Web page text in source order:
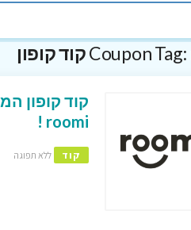
Coupon Tag:
roomi !
קוד ללא תפוגה